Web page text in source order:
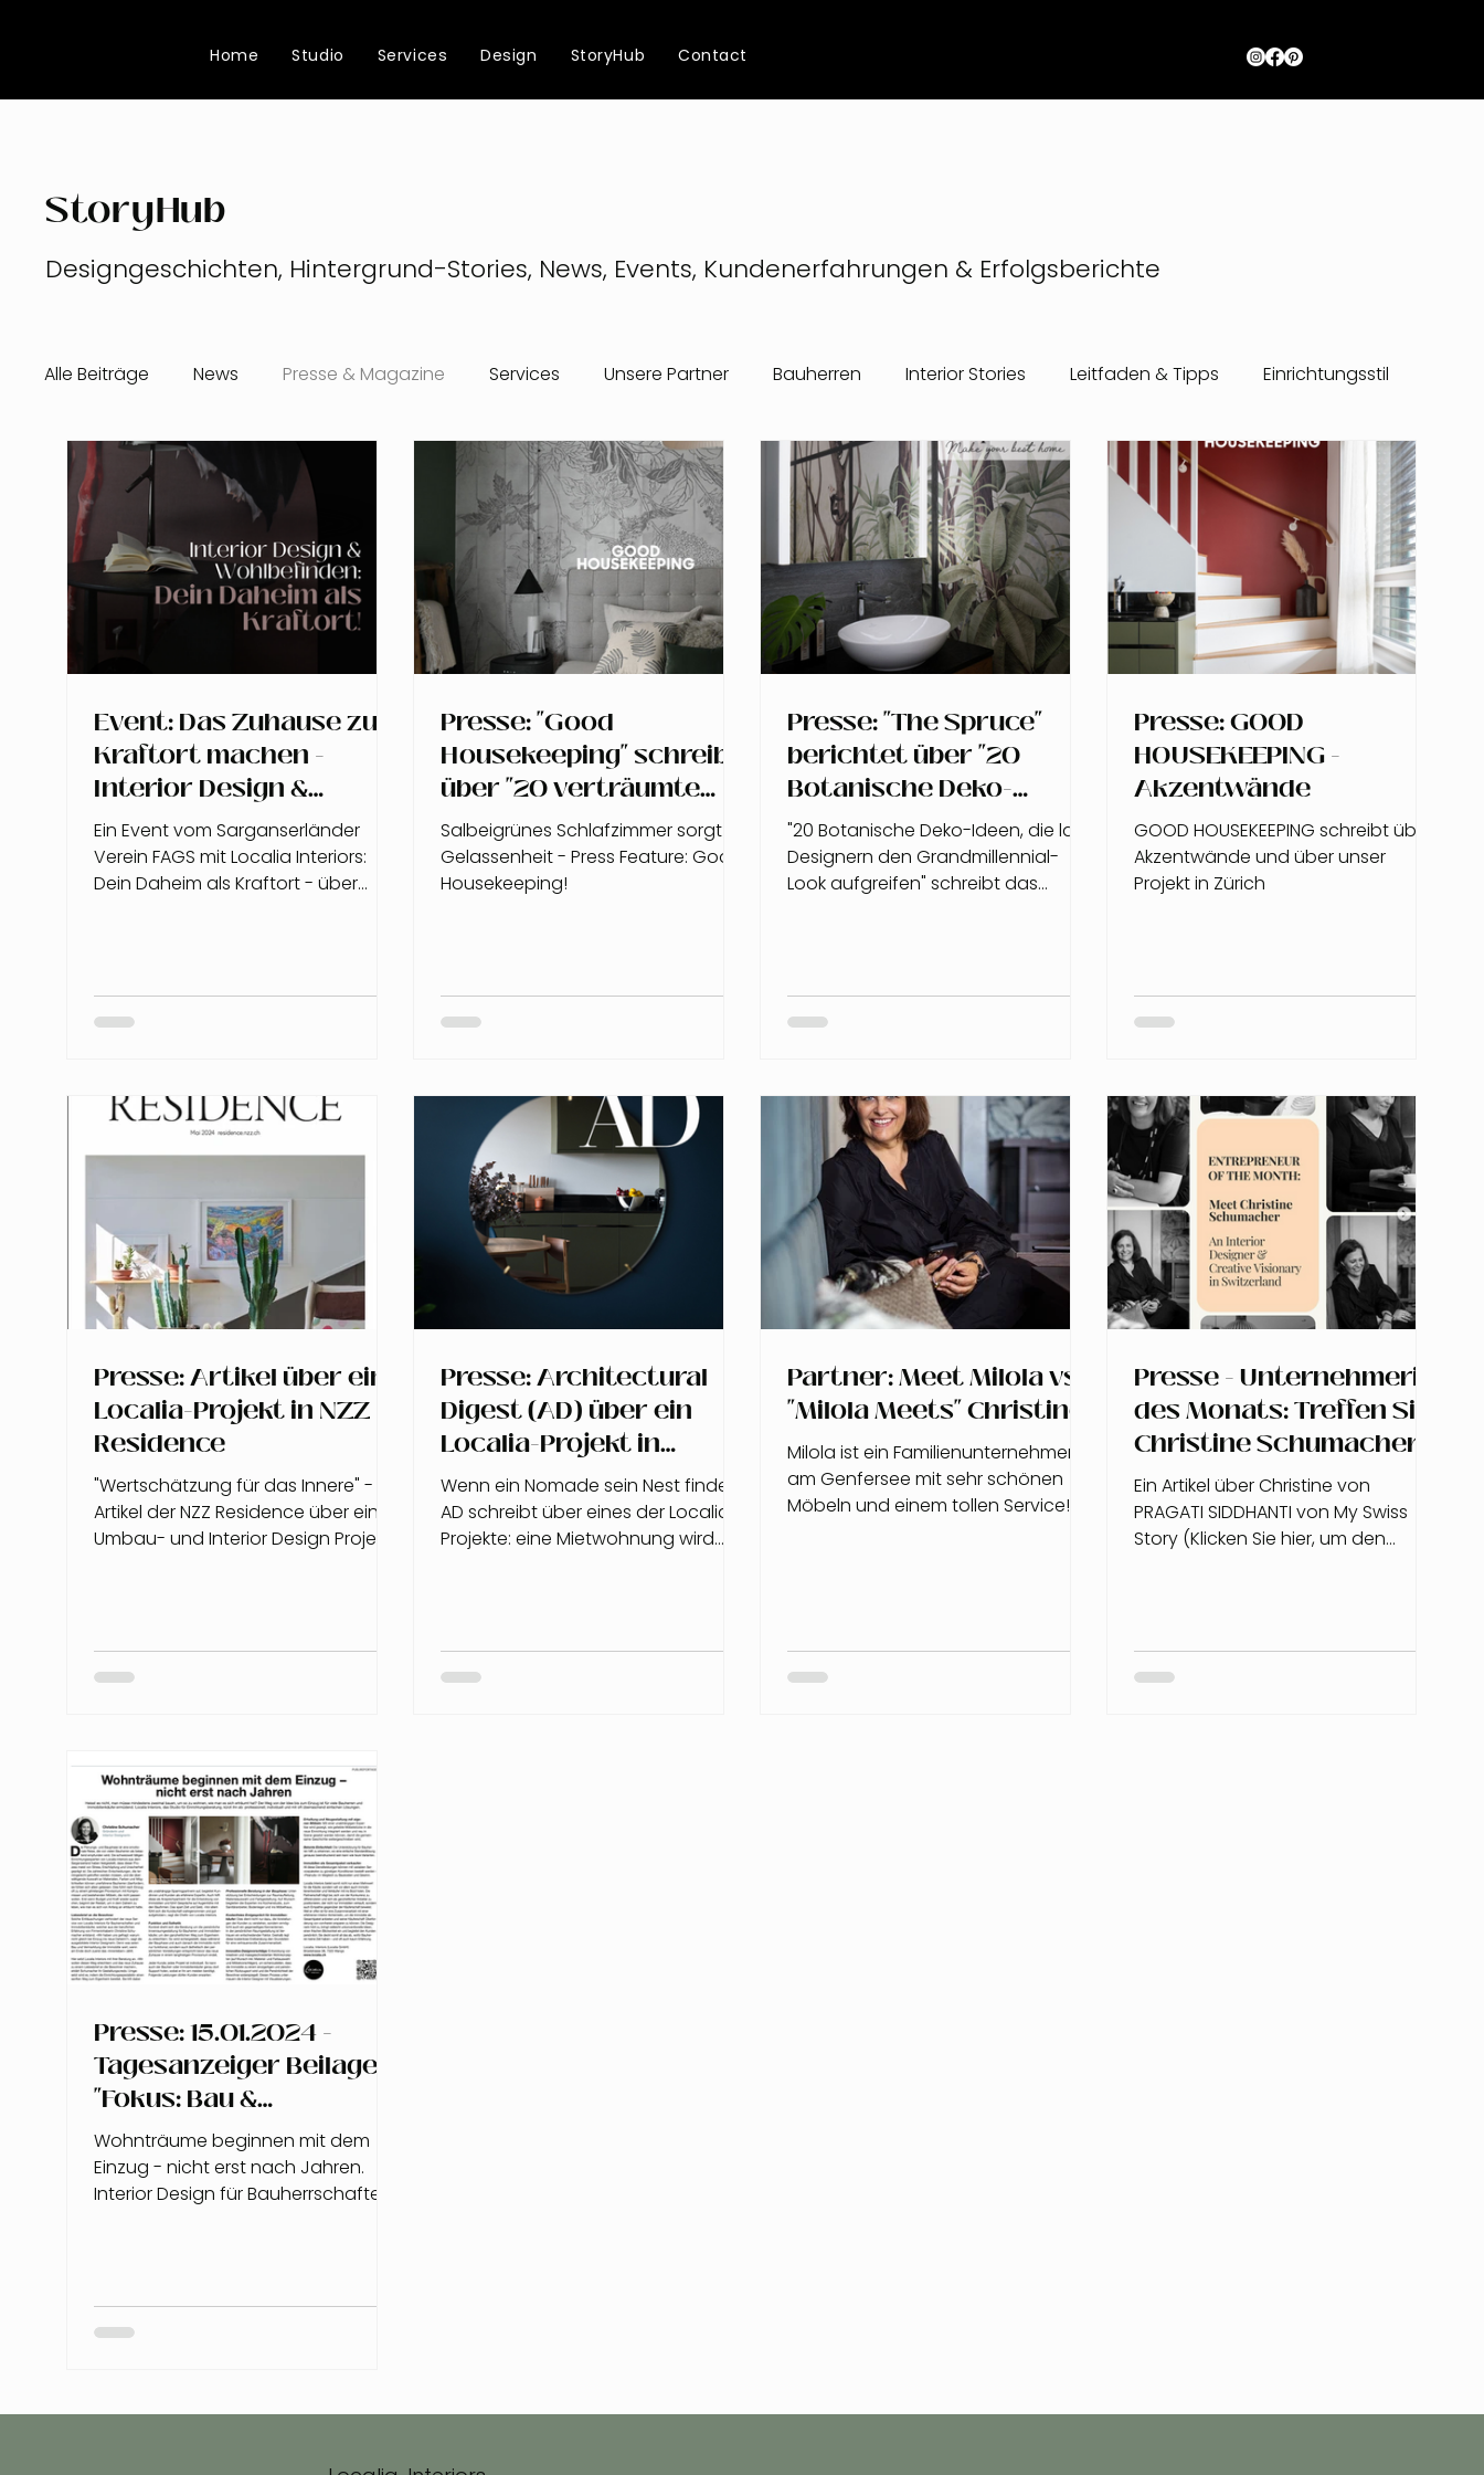
Home Studio Services Design StoryHub Contact
StoryHub
Designgeschichten, Hintergrund-Stories, News, Events, Kundenerfahrungen & Erfolgsberichte
Alle Beiträge News Presse & Magazine Services Unsere Partner Bauherren Interior Stories Leitfaden & Tipps Einrichtungsstil
Inspiration! Kunden-Stories About Events Retreat
Event: Das Zuhause zum
Kraftort machen -
Interior Design &
Wohlbefinden
Ein Event vom Sarganserländer
Verein FAGS mit Localia Interiors:
Dein Daheim als Kraftort - über
Presse: "Good
Housekeeping" schreibt
über "20 verträumte
salbeigrüne
Schlafzimmer-Ideen, die
für Gelassenheit
Salbeigrünes Schlafzimmer sorgt für
Gelassenheit - Press Feature: Good
Housekeeping!
Presse: "The Spruce"
berichtet über "20
Botanische Deko-
Ideen..."
"20 Botanische Deko-Ideen, die laut
Designern den Grandmillennial-
Look aufgreifen" schreibt das
Presse: GOOD
HOUSEKEEPING -
Akzentwände
GOOD HOUSEKEEPING schreibt über
Akzentwände und über unser
Projekt in Zürich
Presse: Artikel über ein
Localia-Projekt in NZZ
Residence
"Wertschätzung für das Innere" - ein
Artikel der NZZ Residence über ein
Umbau- und Interior Design Projekt
Presse: Architectural
Digest (AD) über ein
Localia-Projekt in
Zürich!
Wenn ein Nomade sein Nest findet.
AD schreibt über eines der Localia
Projekte: eine Mietwohnung wird
Partner: Meet Milola vs.
"Milola Meets" Christine
Milola ist ein Familienunternehmen
am Genfersee mit sehr schönen
Möbeln und einem tollen Service!
Presse - Unternehmerin
des Monats: Treffen Sie
Christine Schumacher –
eine Interior Designerin
und kreative Visionärin
in der Schweiz
Ein Artikel über Christine von
PRAGATI SIDDHANTI von My Swiss
Story (Klicken Sie hier, um den
Presse: 15.01.2024 -
Tagesanzeiger Beilage
"Fokus: Bau &
Immobilien"
Wohnträume beginnen mit dem
Einzug - nicht erst nach Jahren.
Interior Design für Bauherrschaften